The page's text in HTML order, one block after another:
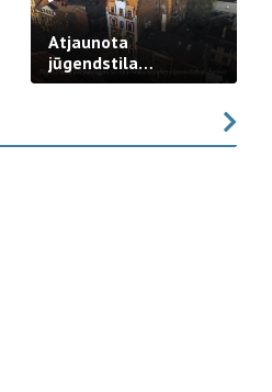
Atjaunota
jūgendstila
arhitektūras pērles